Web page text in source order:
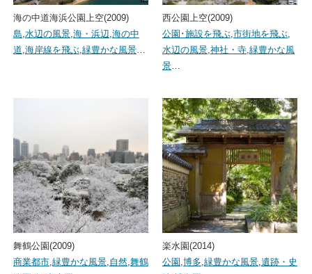
海の中道海浜公園上空(2009)
島,水辺の風景,海・浜辺,海の中
道,海岸線を飛ぶ,緑豊かな風景…
西公園上空(2009)
公園･施設を飛ぶ,市街地を飛ぶ,
水辺の風景,神社・寺,緑豊かな風
景…
舞鶴公園(2009)
商業都市,緑豊かな風景,自然,舞鶴
楽水園(2014)
公園 ,博多,緑豊かな風景,遺跡・史